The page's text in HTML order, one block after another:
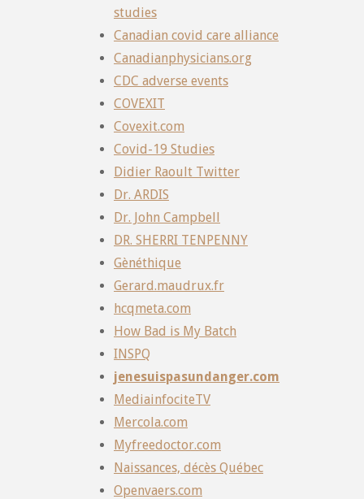
studies
Canadian covid care alliance
Canadianphysicians.org
CDC adverse events
COVEXIT
Covexit.com
Covid-19 Studies
Didier Raoult Twitter
Dr. ARDIS
Dr. John Campbell
DR. SHERRI TENPENNY
Gènéthique
Gerard.maudrux.fr
hcqmeta.com
How Bad is My Batch
INSPQ
jenesuispasundanger.com
MediainfociteTV
Mercola.com
Myfreedoctor.com
Naissances, décès Québec
Openvaers.com